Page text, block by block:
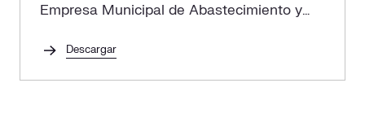
Empresa Municipal de Abastecimiento y
seguridad y mantenimiento en sus CTs.
Descargar